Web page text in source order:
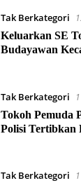
Tak Berkategori
Keluarkan SE
Budayawan
Tak Berkategori
Tokoh Pemuda
Polisi Tertibkan
Tak Berkategori